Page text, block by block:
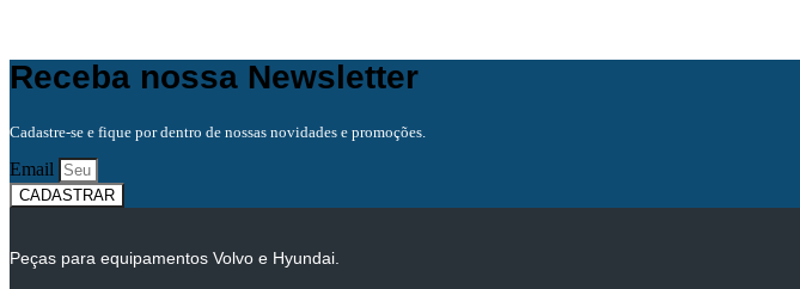
Receba nossa Newsletter
Cadastre-se e fique por dentro de nossas novidades e promoções.
Email
CADASTRAR
Peças para equipamentos Volvo e Hyundai.